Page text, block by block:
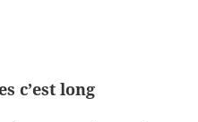
c’est long